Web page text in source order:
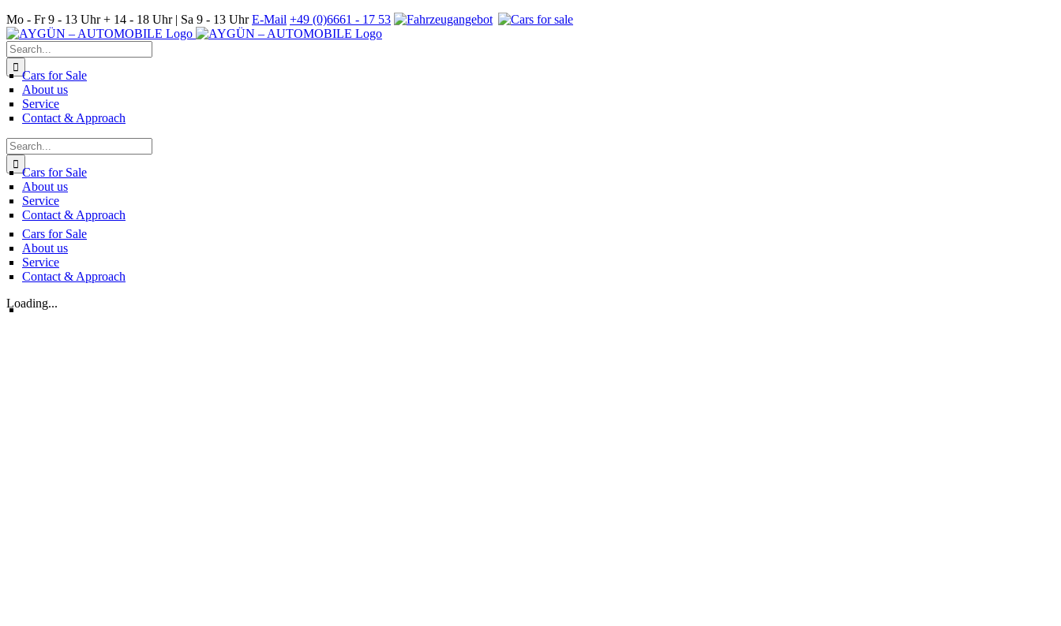
Skip
to
content
Mo - Fr 9 - 13 Uhr + 14 - 18 Uhr | Sa 9 - 13 Uhr E-Mail +49 (0)6661 - 17 53
Search
for:
Cars for Sale
About us
Service
Contact & Approach
Search
for:
Cars for Sale
About us
Service
Contact & Approach
Cars for Sale
About us
Service
Contact & Approach
Loading...